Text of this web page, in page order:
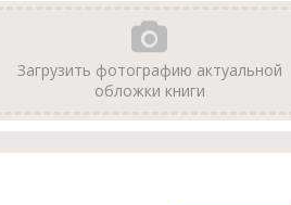
Загрузить фотографию актуальной
обложки книги